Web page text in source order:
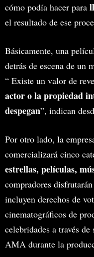
cómo podía hacer para
el resultado de ese
Básicamente, una
detrás de escena de un
“ Existe un valor de
actor o la propiedad
despegan”, indican
Por otro lado, la
comercializará cinco
estrellas, películas,
compradores
incluyen derechos de
cinematográficos de
celebridades a través
AMA durante la